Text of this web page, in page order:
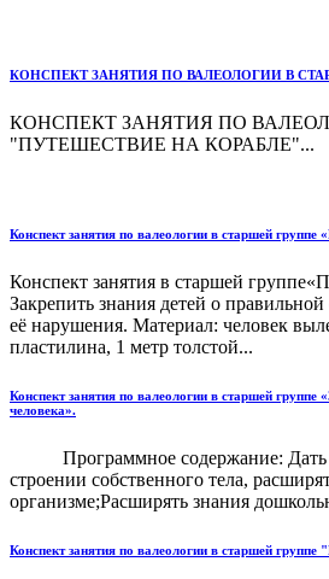
КОНСПЕКТ ЗАНЯТИЯ ПО ВАЛЕОЛОГИИ В
КОНСПЕКТ ЗАНЯТИЯ ПО
"ПУТЕШЕСТВИЕ НА КОРАБЛЕ"...
Конспект занятия по валеологии в старшей группе
Конспект занятия в старшей
Закрепить знания детей о
её нарушения. Материал: человек
пластилина, 1 метр толстой...
Конспект занятия по валеологии в старшей группе
человека».
Программное содержание: Дать
строении собственного тела,
организме;Расширять знания
Конспект занятия по валеологии в старшей группе